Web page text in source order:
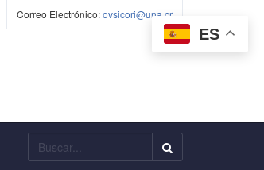
Correo Electrónico:ovsicori@una.cr
ES
Buscar...